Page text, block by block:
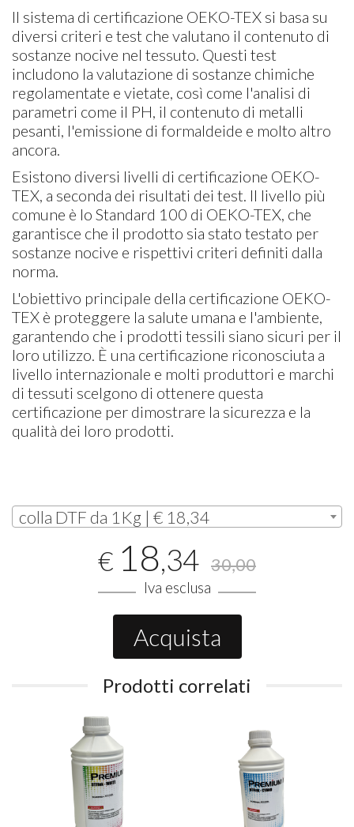
Il sistema di certificazione OEKO-TEX si basa su
diversi criteri e test che valutano il contenuto di
sostanze nocive nel tessuto. Questi test
includono la valutazione di sostanze chimiche
regolamentate e vietate, così come l'analisi di
parametri come il PH, il contenuto di metalli
pesanti, l'emissione di formaldeide e molto altro
ancora.
Esistono diversi livelli di certificazione OEKO-
TEX, a seconda dei risultati dei test. Il livello più
comune è lo Standard 100 di OEKO-TEX, che
garantisce che il prodotto sia stato testato per
sostanze nocive e rispettivi criteri definiti dalla
norma.
L'obiettivo principale della certificazione OEKO-
TEX è proteggere la salute umana e l'ambiente,
garantendo che i prodotti tessili siano sicuri per il
loro utilizzo. È una certificazione riconosciuta a
livello internazionale e molti produttori e marchi
di tessuti scelgono di ottenere questa
certificazione per dimostrare la sicurezza e la
qualità dei loro prodotti.
colla DTF da 1Kg | € 18,34
€ 18,34 30,00
Iva esclusa
Acquista
Prodotti correlati